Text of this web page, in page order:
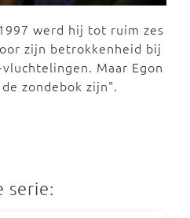
werd hij tot ruim zes
zijn betrokkenheid bij
Maar Egon
zondebok zijn".
serie: